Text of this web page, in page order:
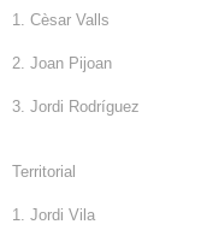
1. Cèsar Valls
2. Joan Pijoan
3. Jordi Rodríguez
Territorial
1. Jordi Vila